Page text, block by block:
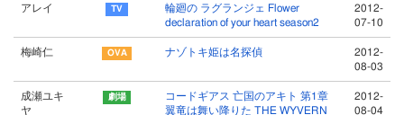
アレイ
輪廻の ラグランジェ Flower
declaration of your heart season2
2012-
07-10
梅崎仁 ナゾトキ姫は名探偵
2012-
08-03
成瀬ユキ
ヤ
コードギアス 亡国のアキト 第1章
翼竜は舞い降りた THE WYVERN
2012-
08-04